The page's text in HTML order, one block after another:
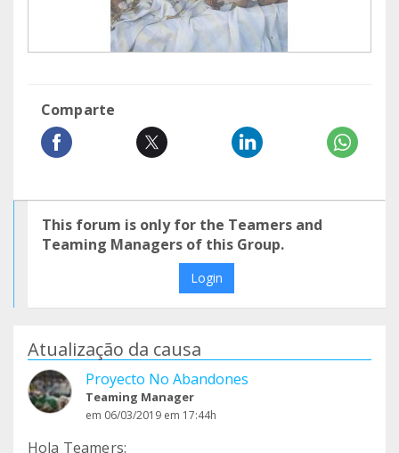
Comparte
This forum is only for the Teamers and
Teaming Managers of this Group.
Login
Atualização da causa
Proyecto No Abandones
Teaming Manager
em 06/03/2019 em 17:44h
Hola Teamers: